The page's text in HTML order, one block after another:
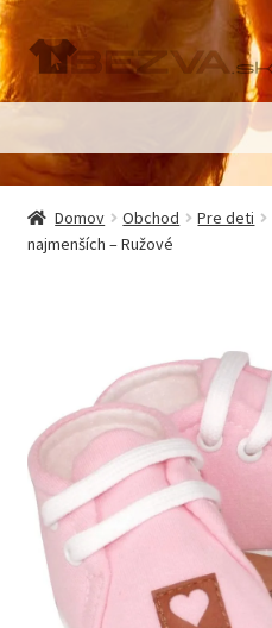
Preskočiť
na
navigáciu
Preskočiť
na
obsah
Domov
Pre deti
Kontakt
Domov Obchod Pre deti
najmenších – Ružové